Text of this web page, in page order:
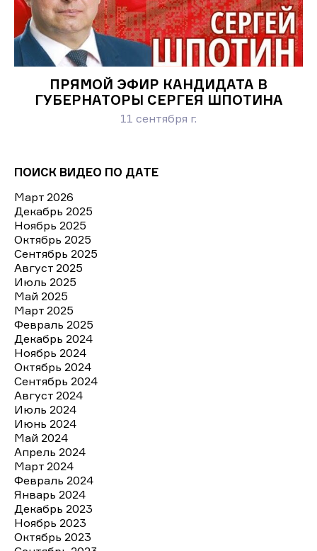
ПРЯМОЙ ЭФИР КАНДИДАТА В
ГУБЕРНАТОРЫ СЕРГЕЯ ШПОТИНА
11 сентября г.
ПОИСК ВИДЕО ПО ДАТЕ
Март 2026
Декабрь 2025
Ноябрь 2025
Октябрь 2025
Сентябрь 2025
Август 2025
Июль 2025
Май 2025
Март 2025
Февраль 2025
Декабрь 2024
Ноябрь 2024
Октябрь 2024
Сентябрь 2024
Август 2024
Июль 2024
Июнь 2024
Май 2024
Апрель 2024
Март 2024
Февраль 2024
Январь 2024
Декабрь 2023
Ноябрь 2023
Октябрь 2023